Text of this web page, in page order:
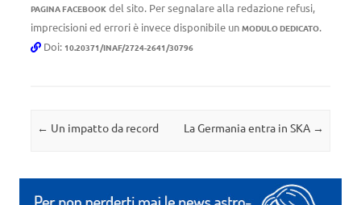
PAGINA FACEBOOK del sito. Per segnalare alla redazione refusi,
imprecisioni ed errori è invece disponibile un MODULO DEDICATO.
Doi: 10.20371/INAF/2724-2641/30796
Navigazione articolo
← Un impatto da record La Germania entra in SKA →